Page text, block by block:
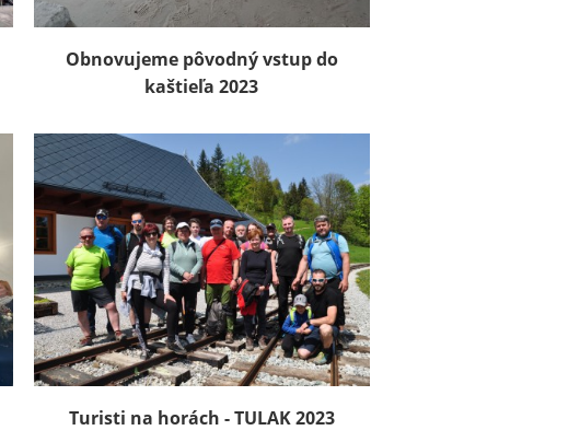
Obnovujeme pôvodný vstup do
kaštieľa 2023
Turisti na horách - TULAK 2023